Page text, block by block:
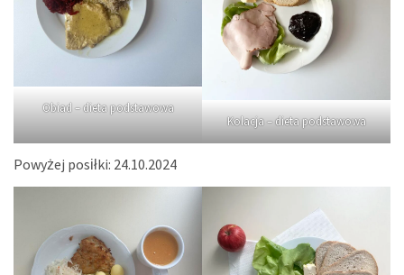
Obiad – dieta podstawowa
Kolacja – dieta podstawowa
Powyżej posiłki: 24.10.2024